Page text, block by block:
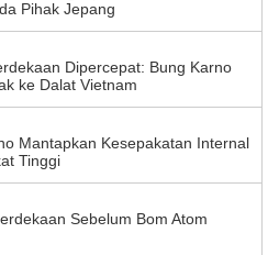
Pihak Jepang
Dipercepat: Bung Karno
ke Dalat Vietnam
Mantapkan Kesepakatan Internal
Tinggi
Sebelum Bom Atom